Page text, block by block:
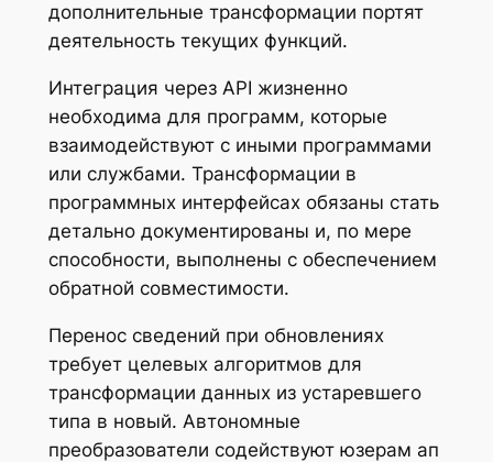
дополнительные трансформации портят
деятельность текущих функций.
Интеграция через API жизненно
необходима для программ, которые
взаимодействуют с иными программами
или службами. Трансформации в
программных интерфейсах обязаны стать
детально документированы и, по мере
способности, выполнены с обеспечением
обратной совместимости.
Перенос сведений при обновлениях
требует целевых алгоритмов для
трансформации данных из устаревшего
типа в новый. Автономные
преобразователи содействуют юзерам ап